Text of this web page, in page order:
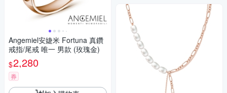
Angemiel安婕米 Fortuna 真鑽
戒指/尾戒 唯一 男款 (玫瑰金)
$2,280
券